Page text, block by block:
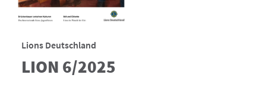
Lions Deutschland
LION 6/2025